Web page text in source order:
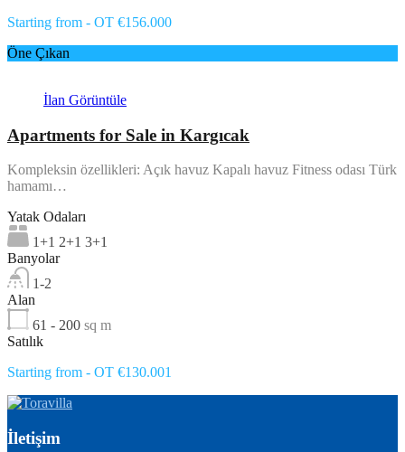
Starting from - OT €156.000
Öne Çıkan
İlan Görüntüle
Apartments for Sale in Kargıcak
Kompleksin özellikleri: Açık havuz Kapalı havuz Fitness odası Türk
hamamı…
Yatak Odaları
1+1 2+1 3+1
Banyolar
1-2
Alan
61 - 200 sq m
Satılık
Starting from - OT €130.001
İletişim